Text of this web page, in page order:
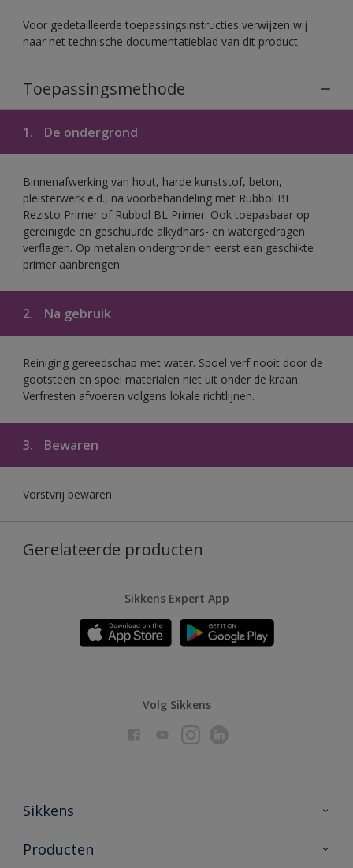
Voor gedetailleerde toepassingsinstructies verwijzen wij
naar het technische documentatieblad van dit product.
Toepassingsmethode
1. De ondergrond
Binnenafwerking van hout, harde kunststof, beton,
pleisterwerk e.d., na voorbehandeling met Rubbol BL
Rezisto Primer of Rubbol BL Primer. Ook toepasbaar op
gereinigde en geschuurde alkydhars- en watergedragen
verflagen. Op metalen ondergronden eerst een geschikte
primer aanbrengen.
2. Na gebruik
Reiniging gereedschap met water. Spoel verf nooit door de
gootsteen en spoel materialen niet uit onder de kraan.
Verfresten afvoeren volgens lokale richtlijnen.
3. Bewaren
Vorstvrij bewaren
Gerelateerde producten
Sikkens Expert App
Volg Sikkens
Sikkens
Over Sikkens
Producten